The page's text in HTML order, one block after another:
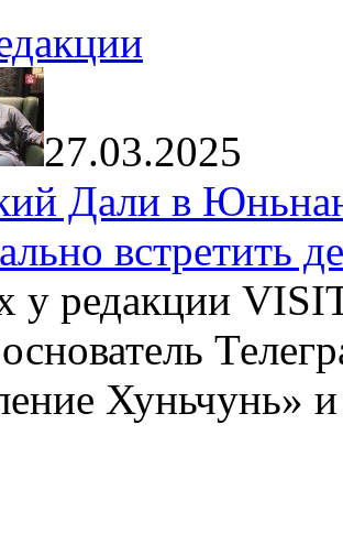
27.03.2025
Дали в
встретить
у редакции
Хуньчунь»